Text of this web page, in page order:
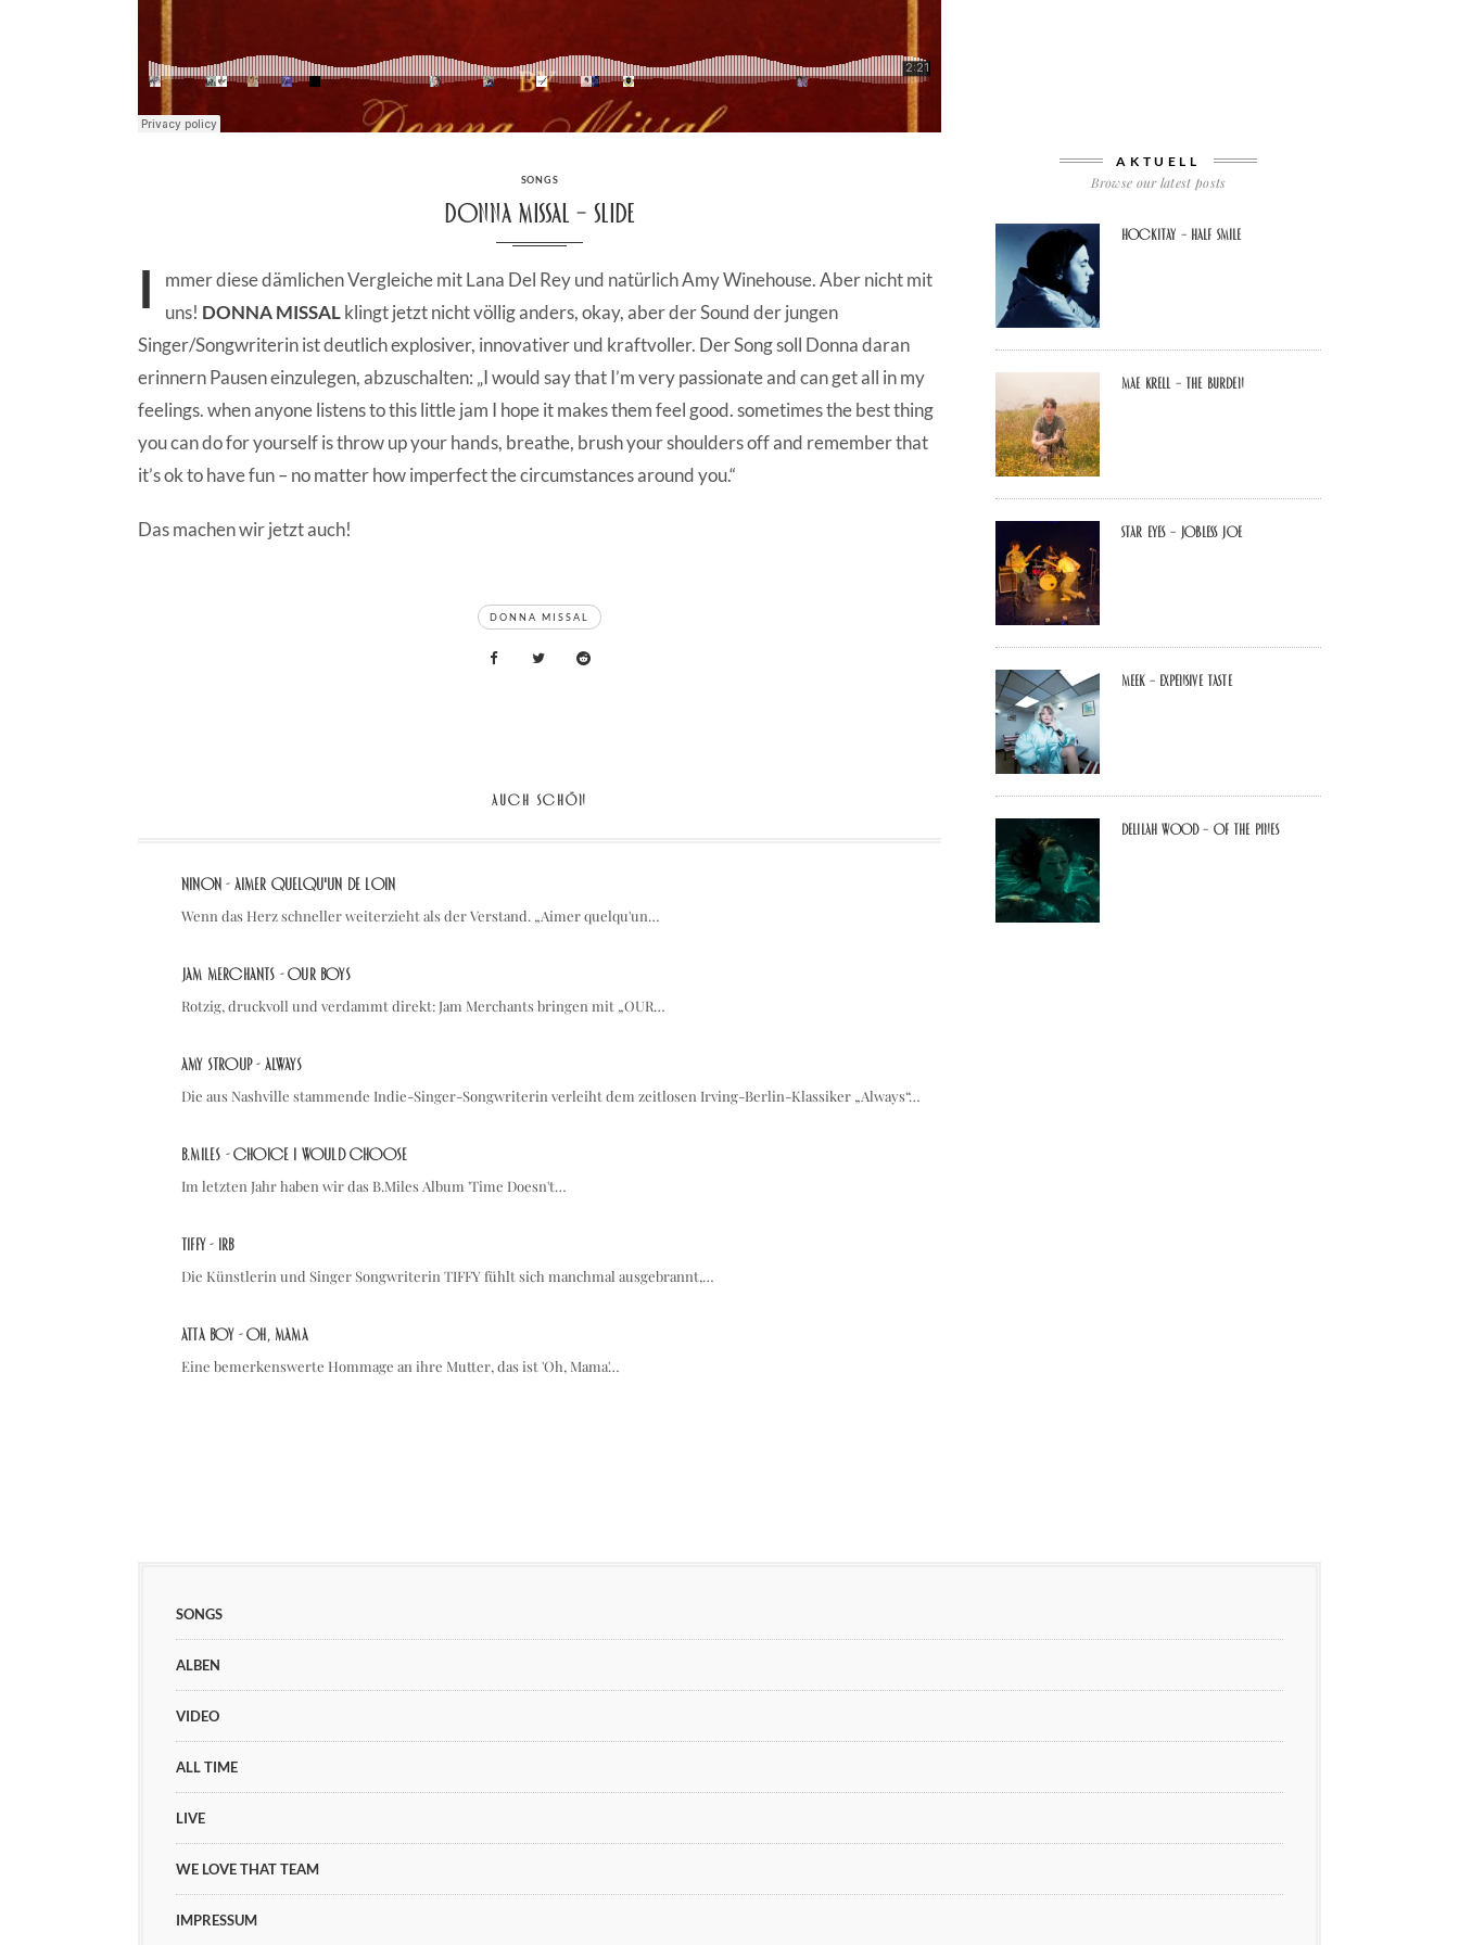
CATEGORIES
SONGS
Donna Missal – Slide
I
mmer diese dämlichen Vergleiche mit Lana Del Rey und natürlich Amy Winehouse. Aber nicht mit
uns! DONNA MISSALklingt jetzt nicht völlig anders, okay, aber der Sound der jungen
Singer/Songwriterin ist deutlich explosiver, innovativer und kraftvoller. Der Song soll Donna daran
erinnern Pausen einzulegen, abzuschalten: „I would say that I’m very passionate and can get all in my
feelings. when anyone listens to this little jam I hope it makes them feel good. sometimes the best thing
you can do for yourself is throw up your hands, breathe, brush your shoulders off and remember that
it’s ok to have fun – no matter how imperfect the circumstances around you.“
Das machen wir jetzt auch!
DONNA MISSAL
AUCH SCHÖN
NINON - Aimer quelqu'un de loin
Wenn das Herz schneller weiterzieht als der Verstand. „Aimer quelqu'un…
Jam Merchants - OUR BOYS
Rotzig, druckvoll und verdammt direkt: Jam Merchants bringen mit „OUR…
Amy Stroup - Always
Die aus Nashville stammende Indie-Singer-Songwriterin verleiht dem zeitlosen Irving-Berlin-Klassiker „Always“…
B.Miles - Choice I Would Choose
Im letzten Jahr haben wir das B.Miles Album 'Time Doesn't…
TIFFY - IRB
Die Künstlerin und Singer Songwriterin TIFFY fühlt sich manchmal ausgebrannt,…
Atta Boy - Oh, Mama
Eine bemerkenswerte Hommage an ihre Mutter, das ist 'Oh, Mama'…
AKTUELL
Browse our latest posts
Hockitay – half smile
Mae Krell – the burden
Star Eyes – Jobless Joe
MEEK – Expensive Taste
Delilah Wood – of the pines
SONGS
ALBEN
VIDEO
ALL TIME
LIVE
WE LOVE THAT TEAM
IMPRESSUM